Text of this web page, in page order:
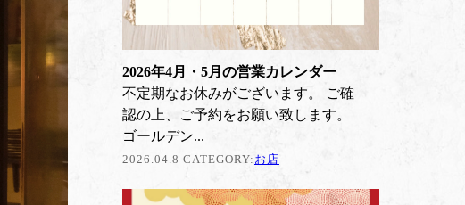
2026年4月・5月の営業カレンダー
不定期なお休みがございます。 ご確
認の上、ご予約をお願い致します。
ゴールデン...
2026.04.8 CATEGORY: お店